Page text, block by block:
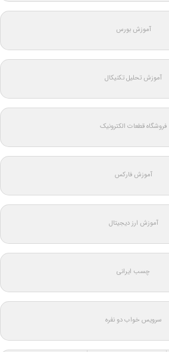
آموزش بورس
آموزش تحلیل تکنیکال
فروشگاه قطعات الکترونیک
آموزش فارکس
آموزش ارز دیجیتال
چسب ایرانی
سرویس خواب دو نفره